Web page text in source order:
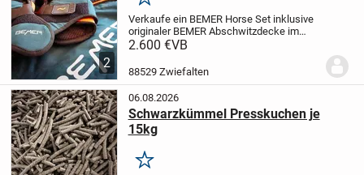
2
Merken
Verkaufe ein BEMER Horse Set inklusive
originaler BEMER Abschwitzdecke im
Komplettset.Das Set wurde im Juni 2021
sich in einem sehr guten, gepflegten
2.600 €VB
88529 Zwiefalten
06.08.2026
Schwarzkümmel Presskuchen je
15kg
Merken